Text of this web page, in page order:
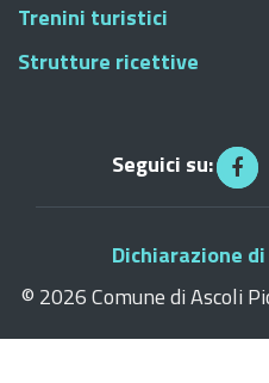
Trenini turistici
Strutture ricettive
Seguici su:
Dichiarazione
© 2026 Comune di Ascoli